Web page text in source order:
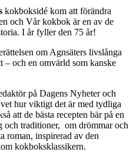
kokboksidé kom att förändra
och Vår kokbok är en av de
I år fyller den 75 år!
om Agnsäters livslånga
– och en omvärld som kanske
på Dagens Nyheter och
hur viktigt det är med tydliga
att de bästa recepten bär på en
och traditioner, om drömmar och
roman, inspirerad av den
kokboksklassikern.